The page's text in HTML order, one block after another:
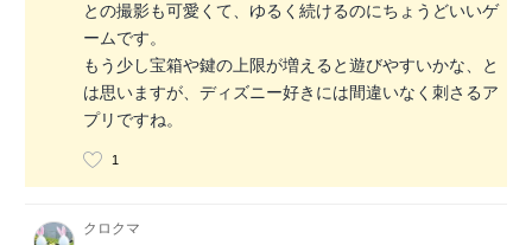
との撮影も可愛くて、ゆるく続けるのにちょうどいいゲ
ームです。
もう少し宝箱や鍵の上限が増えると遊びやすいかな、と
は思いますが、ディズニー好きには間違いなく刺さるア
プリですね。
1
クロクマ